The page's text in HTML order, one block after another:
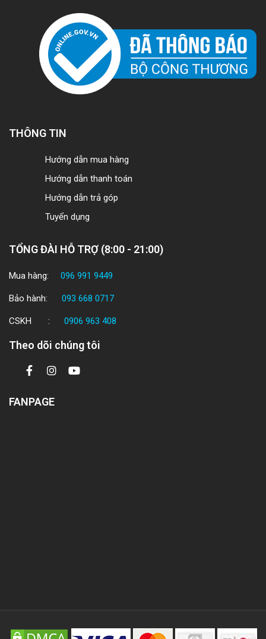
THÔNG TIN
Hướng dẫn mua hàng
Hướng dẫn thanh toán
Hướng dẫn trả góp
Tuyển dụng
TỔNG ĐÀI HỖ TRỢ (8:00 - 21:00)
Mua hàng: 096 991 9449
Bảo hành: 093 668 0717
CSKH : 0906 963 408
Theo dõi chúng tôi
FANPAGE